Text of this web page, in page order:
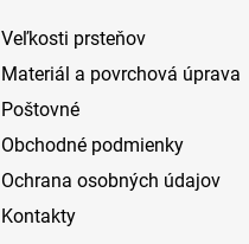
Veľkosti prsteňov
Materiál a povrchová úprava
Poštovné
Obchodné podmienky
Ochrana osobných údajov
Kontakty